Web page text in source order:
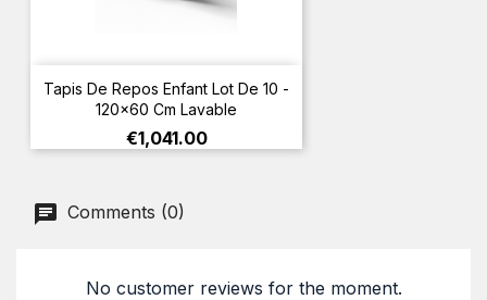
Tapis De Repos Enfant Lot De 10 -
120x60 Cm Lavable
Price
€1,041.00
Comments (0)
No customer reviews for the moment.